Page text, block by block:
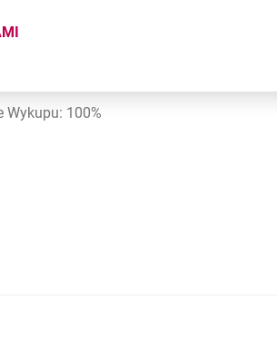
Wykupu: 100%
PLIKÓW